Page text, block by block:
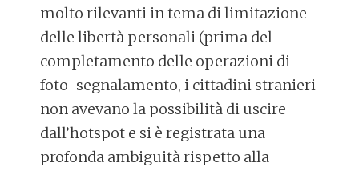
molto rilevanti in tema di limitazione
delle libertà personali (prima del
completamento delle operazioni di
foto-segnalamento, i cittadini stranieri
non avevano la possibilità di uscire
dall’hotspot e si è registrata una
profonda ambiguità rispetto alla